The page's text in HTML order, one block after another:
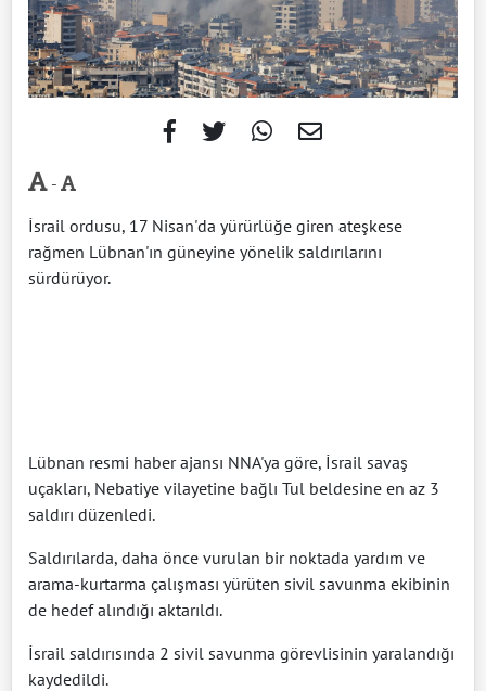
-
İsrail ordusu, 17 Nisan'da yürürlüğe giren ateşkese
rağmen Lübnan'ın güneyine yönelik saldırılarını
sürdürüyor.
Lübnan resmi haber ajansı NNA'ya göre, İsrail savaş
uçakları, Nebatiye vilayetine bağlı Tul beldesine en az 3
saldırı düzenledi.
Saldırılarda, daha önce vurulan bir noktada yardım ve
arama-kurtarma çalışması yürüten sivil savunma ekibinin
de hedef alındığı aktarıldı.
İsrail saldırısında 2 sivil savunma görevlisinin yaralandığı
kaydedildi.